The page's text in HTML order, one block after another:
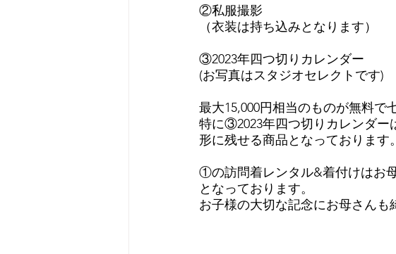
②私服撮影
（衣装は持ち込みとなります）​
③2023年四つ切りカレンダー
(お写真はスタジオセレクトです)
最大15,000円相当のものが無料で
特に③2023年四つ切りカレンダー
形に残せる商品となっております。
①の訪問着レンタル&着付けはお
となっております。
お子様の大切な記念にお母さんも